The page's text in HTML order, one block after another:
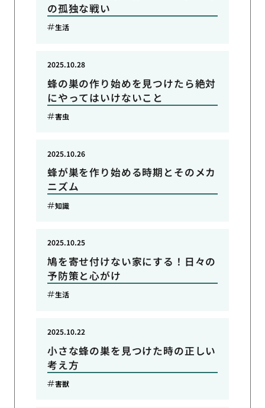
の孤独な戦い
生活
蜂の巣の作り始めを見つけたら絶対
にやってはいけないこと
2025.10.28
害虫
蜂が巣を作り始める時期とそのメカ
ニズム
2025.10.26
知識
鳩を寄せ付けない家にする！日々の
予防策と心がけ
2025.10.25
生活
小さな蜂の巣を見つけた時の正しい
考え方
2025.10.22
害獣